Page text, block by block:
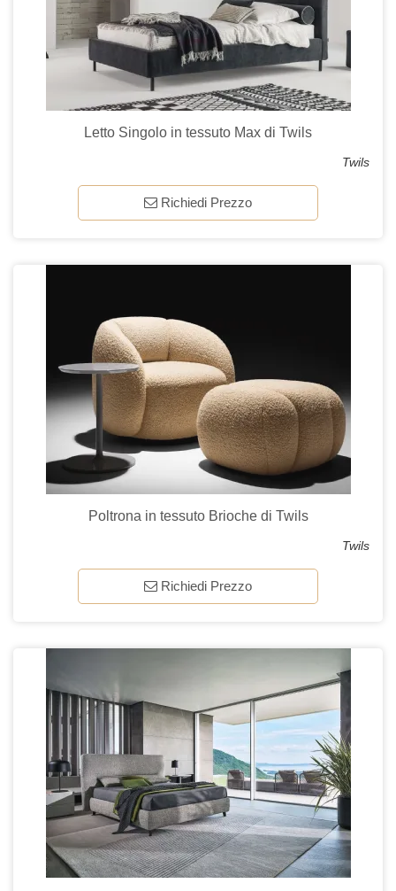
Letto Singolo in tessuto Max di Twils
Twils
Richiedi Prezzo
Poltrona in tessuto Brioche di Twils
Twils
Richiedi Prezzo